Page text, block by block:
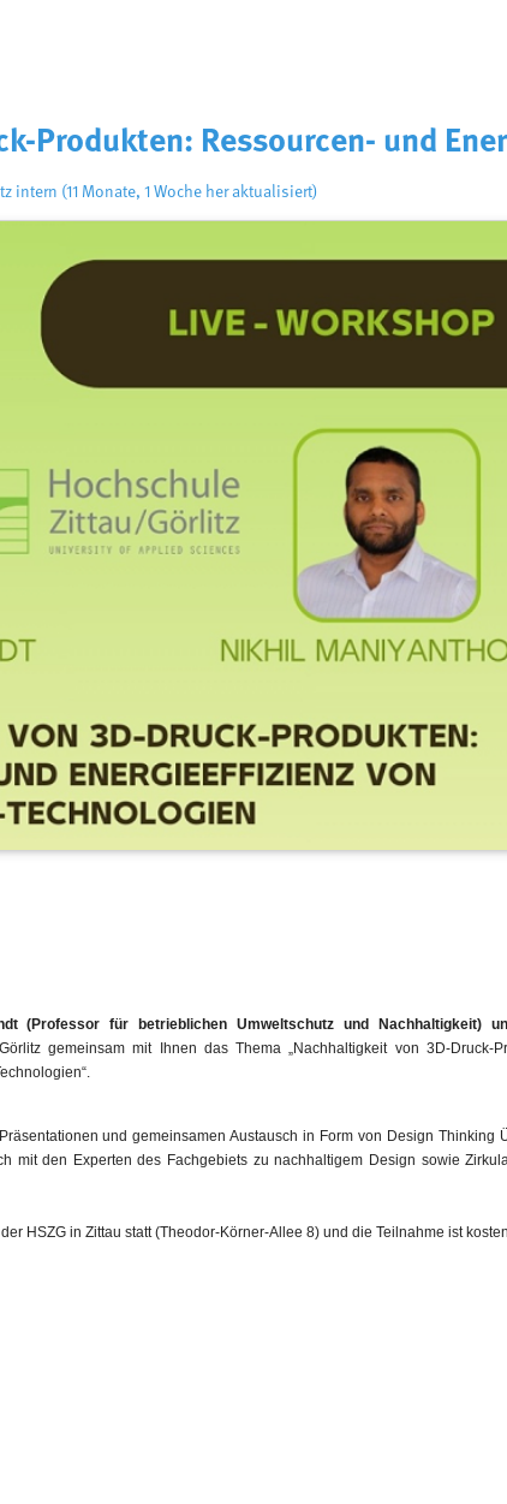
Produkten: Ressourcen- und
intern (11 Monate, 1 Woche her aktualisiert)
(Professor für betrieblichen Umweltschutz und Nachhaltigkeit)
gemeinsam mit Ihnen das Thema „Nachhaltigkeit von 3D-Druck-
und gemeinsamen Austausch in Form von Design Thinking
mit den Experten des Fachgebiets zu nachhaltigem Design sowie
HSZG in Zittau statt (Theodor-Körner-Allee 8) und die Teilnahme ist